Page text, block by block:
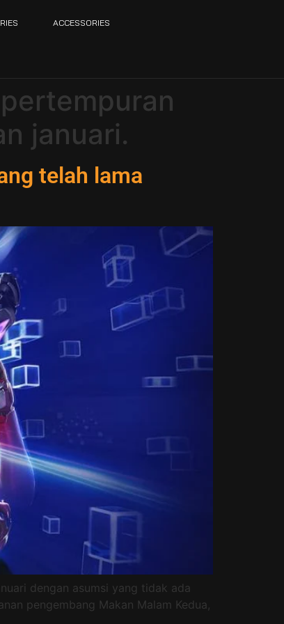
ACCESSORIES
januari.
telah lama
dengan asumsi yang tidak ada
pengembang Makan Malam Kedua,